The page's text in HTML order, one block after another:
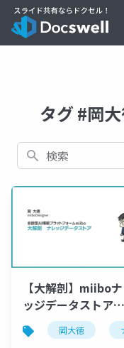
タグ #岡
検索
【大解剖】miibo
ッジデータストア
[miiboDesigner岡
徳]
岡大徳